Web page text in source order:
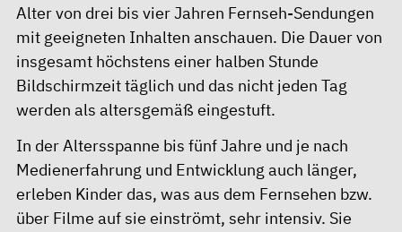
Alter von drei bis vier Jahren Fernseh-Sendungen
mit geeigneten Inhalten anschauen. Die Dauer von
insgesamt höchstens einer halben Stunde
Bildschirmzeit täglich und das nicht jeden Tag
werden als altersgemäß eingestuft.
In der Altersspanne bis fünf Jahre und je nach
Medienerfahrung und Entwicklung auch länger,
erleben Kinder das, was aus dem Fernsehen bzw.
über Filme auf sie einströmt, sehr intensiv. Sie